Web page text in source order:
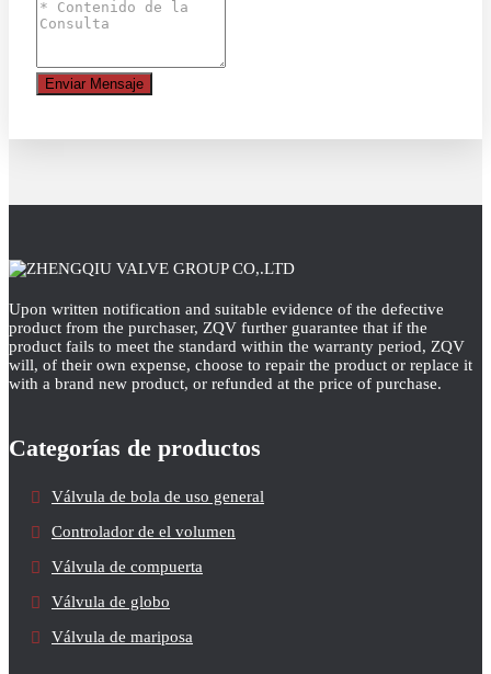
Enviar Mensaje
Upon written notification and suitable evidence of the defective
product from the purchaser, ZQV further guarantee that if the
product fails to meet the standard within the warranty period, ZQV
will, of their own expense, choose to repair the product or replace it
with a brand new product, or refunded at the price of purchase.
Categorías de productos
Válvula de bola de uso general
Controlador de el volumen
Válvula de compuerta
Válvula de globo
Válvula de mariposa